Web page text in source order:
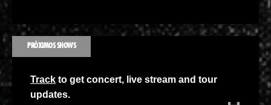
PRÓXIMOS SHOWS
Track to get concert, live stream and tour
updates.